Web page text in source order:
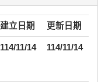
建立日期 更新日期
114/11/14 114/11/14